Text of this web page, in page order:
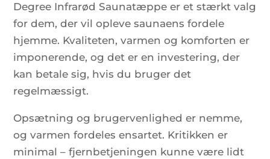
Degree Infrarød Saunatæppe er et stærkt valg
for dem, der vil opleve saunaens fordele
hjemme. Kvaliteten, varmen og komforten er
imponerende, og det er en investering, der
kan betale sig, hvis du bruger det
regelmæssigt.
Opsætning og brugervenlighed er nemme,
og varmen fordeles ensartet. Kritikken er
minimal – fjernbetjeningen kunne være lidt